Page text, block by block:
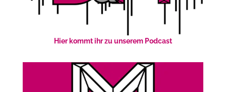
Hier kommt ihr zu unserem Podcast